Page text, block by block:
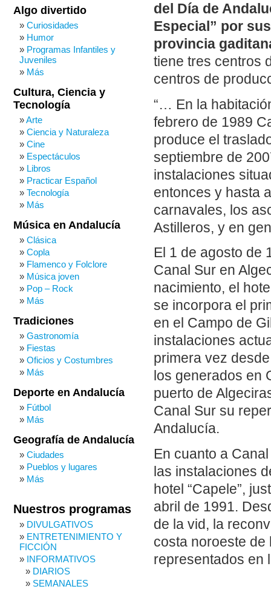
del Día de
Especial” por
provincia
tiene tres centros
centros de
“… En la
febrero de 1989
produce el
septiembre de
instalaciones
entonces y hasta
carnavales, los
Astilleros, y en
El 1 de agosto de
Canal Sur en
nacimiento, el
se incorpora el
en el Campo de
instalaciones
primera vez
los generados en
puerto de
Canal Sur su
Andalucía.
En cuanto a
las instalaciones
hotel “Capele”,
abril de 1991.
de la vid, la
costa noroeste de
representados en
Algo divertido
Curiosidades
Humor
Programas Infantiles y
Juveniles
Más
Cultura, Ciencia y
Tecnología
Arte
Ciencia y Naturaleza
Cine
Espectáculos
Libros
Practicar Español
Tecnología
Más
Música en Andalucía
Clásica
Copla
Flamenco y Folclore
Música joven
Pop – Rock
Más
Tradiciones
Gastronomía
Fiestas
Oficios y Costumbres
Más
Deporte en Andalucía
Fútbol
Más
Geografía de Andalucía
Ciudades
Pueblos y lugares
Más
Nuestros programas
DIVULGATIVOS
ENTRETENIMIENTO Y
FICCIÓN
INFORMATIVOS
DIARIOS
SEMANALES